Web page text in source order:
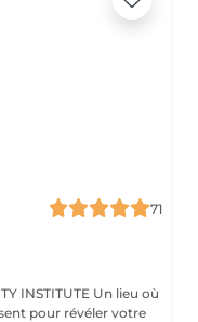
71
pour révéler votre